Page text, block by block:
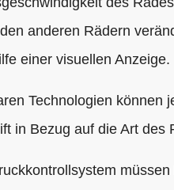
anderen Rädern
einer visuellen Anzeige.
Technologien können
in Bezug auf die Art des